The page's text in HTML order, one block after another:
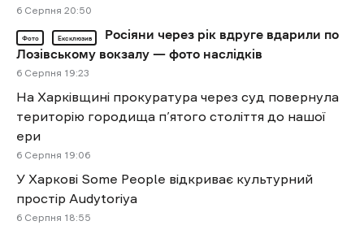
6 Cерпня 20:50
Фото Ексклюзив
Росіяни через рік вдруге вдарили по
Лозівському вокзалу — фото наслідків
6 Cерпня 19:23
На Харківщині прокуратура через суд повернула
територію городища п’ятого століття до нашої
ери
6 Cерпня 19:06
У Харкові Some People відкриває культурний
простір Audytoriya
6 Cерпня 18:55